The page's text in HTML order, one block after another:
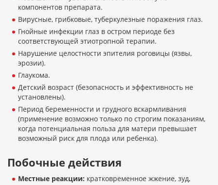
компонентов препарата.
Вирусные, грибковые, туберкулезные поражения глаз.
Гнойные инфекции глаз в остром периоде без
соответствующей этиотропной терапии.
Нарушение целостности эпителия роговицы (язвы,
эрозии).
Глаукома.
Детский возраст (безопасность и эффективность не
установлены).
Период беременности и грудного вскармливания
(применение возможно только по строгим показаниям,
когда потенциальная польза для матери превышает
возможный риск для плода или ребенка).
Побочные действия
Местные реакции: кратковременное жжение, зуд,